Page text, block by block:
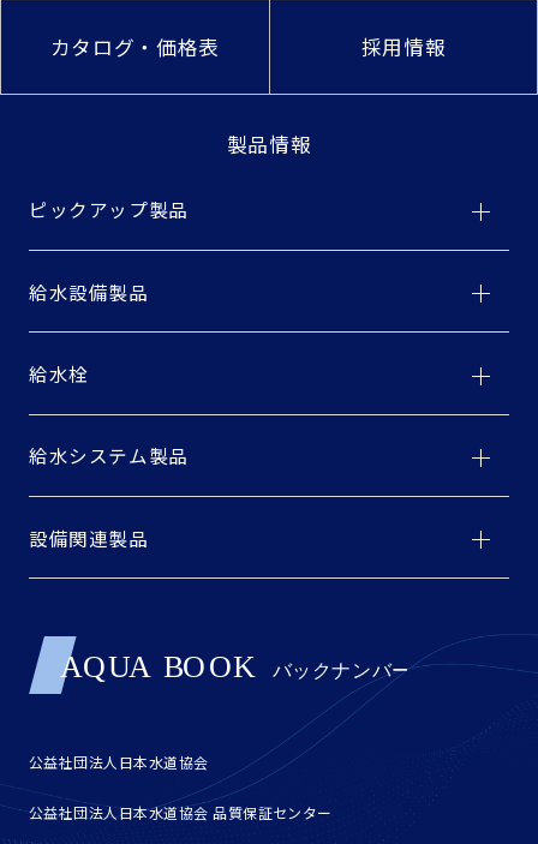
カタログ・価格表 採用情報
製品情報
ピックアップ製品
給水設備製品
給水栓
給水システム製品
設備関連製品
公益社団法人日本水道協会
公益社団法人日本水道協会 品質保証センター